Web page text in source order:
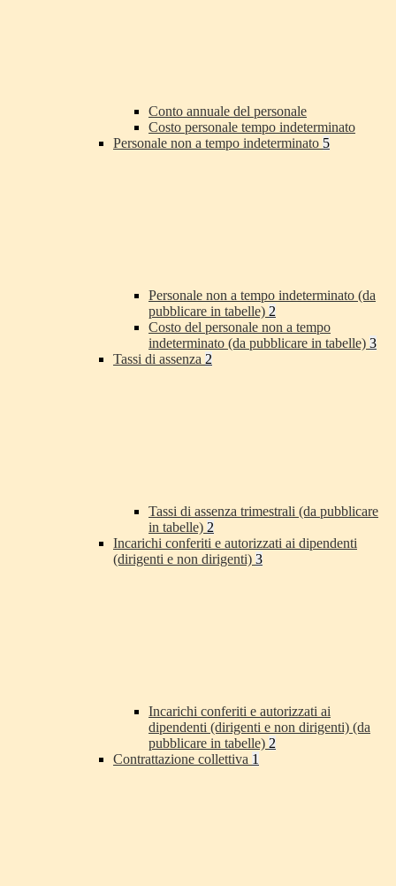
Conto annuale del personale
Costo personale tempo indeterminato
Personale non a tempo indeterminato 5
Personale non a tempo indeterminato (da
pubblicare in tabelle) 2
Costo del personale non a tempo
indeterminato (da pubblicare in tabelle) 3
Tassi di assenza 2
Tassi di assenza trimestrali (da pubblicare
in tabelle) 2
Incarichi conferiti e autorizzati ai dipendenti
(dirigenti e non dirigenti) 3
Incarichi conferiti e autorizzati ai
dipendenti (dirigenti e non dirigenti) (da
pubblicare in tabelle) 2
Contrattazione collettiva 1